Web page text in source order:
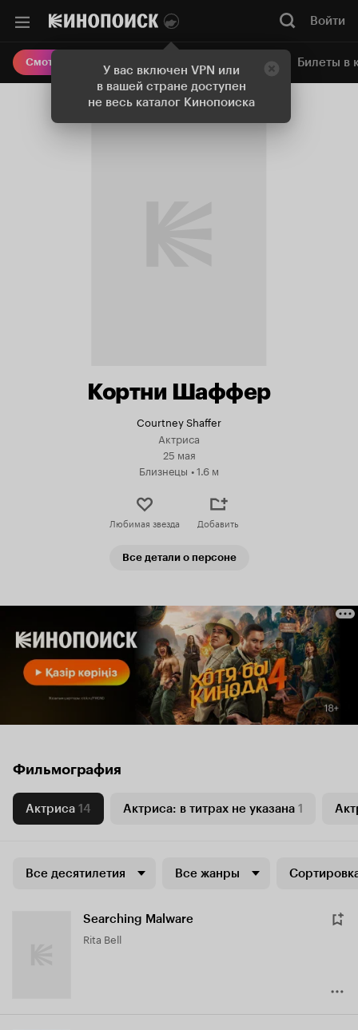
У вас включен VPN или
в вашей стране доступен
не весь каталог Кинопоиска
Войти
Смотреть кино Онлайн-кинотеатр Билеты в
Кортни Шаффер
Courtney Shaffer
Актриса
25 мая
Близнецы •1.6 м
Любимая звезда Добавить
Все детали о персоне
Фильмография
Актриса 14 Актриса: в титрах не указана 1
Все десятилетия Все жанры
Searching Malware
Rita Bell